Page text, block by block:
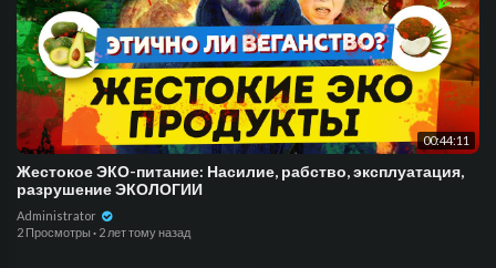
00:44:11
Жестокое ЭКО-питание: Насилие, рабство, эксплуатация,
разрушение ЭКОЛОГИИ
Administrator
2 Просмотры · 2 лет тому назад